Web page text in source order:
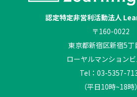
認定特定非営利活動法人
〒160-0022
東京都新宿区新宿5丁
ローヤルマンション
Tel：03-5357-
（平日10時~18時）